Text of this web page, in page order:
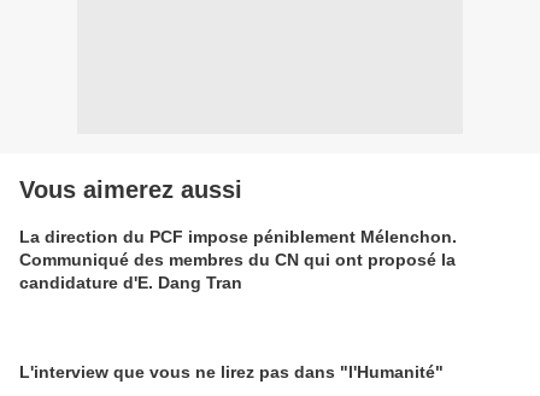
Vous aimerez aussi
La direction du PCF impose péniblement Mélenchon.
Communiqué des membres du CN qui ont proposé la
candidature d'E. Dang Tran
L'interview que vous ne lirez pas dans "l'Humanité"